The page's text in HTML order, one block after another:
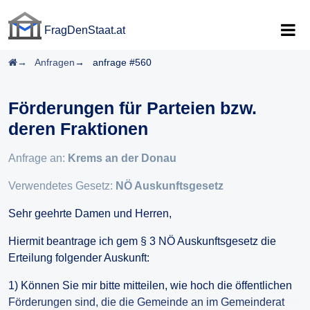
FragDenStaat.at
Startseite
Anfragen anfrage #560
Förderungen für Parteien bzw.
deren Fraktionen
Anfrage an: Krems an der Donau
Verwendetes Gesetz: NÖ Auskunftsgesetz
Sehr geehrte Damen und Herren,
Hiermit beantrage ich gem § 3 NÖ Auskunftsgesetz die
Erteilung folgender Auskunft:
1) Können Sie mir bitte mitteilen, wie hoch die öffentlichen
Förderungen sind, die die Gemeinde an im Gemeinderat